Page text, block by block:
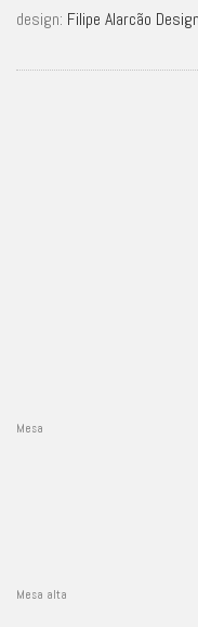
design: Filipe Alarcão
Mesa
Mesa alta